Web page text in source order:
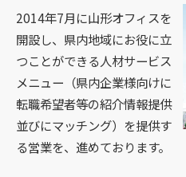
2014年7月に山形オフィスを
開設し、県内地域にお役に立
つことができる人材サービス
メニュー（県内企業様向けに
転職希望者等の紹介情報提供
並びにマッチング）を提供す
る営業を、進めております。